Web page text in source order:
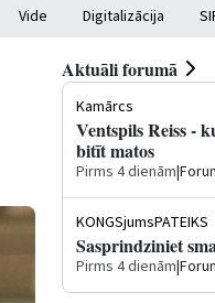
Vide Digitalizācija
Aktuāli forumā
Kamārcs
Ventspils Reiss -
bitīt matos
Pirms 4 dienām|
KONGSjumsPATEIKS
Sasprindziniet
Pirms 4 dienām|